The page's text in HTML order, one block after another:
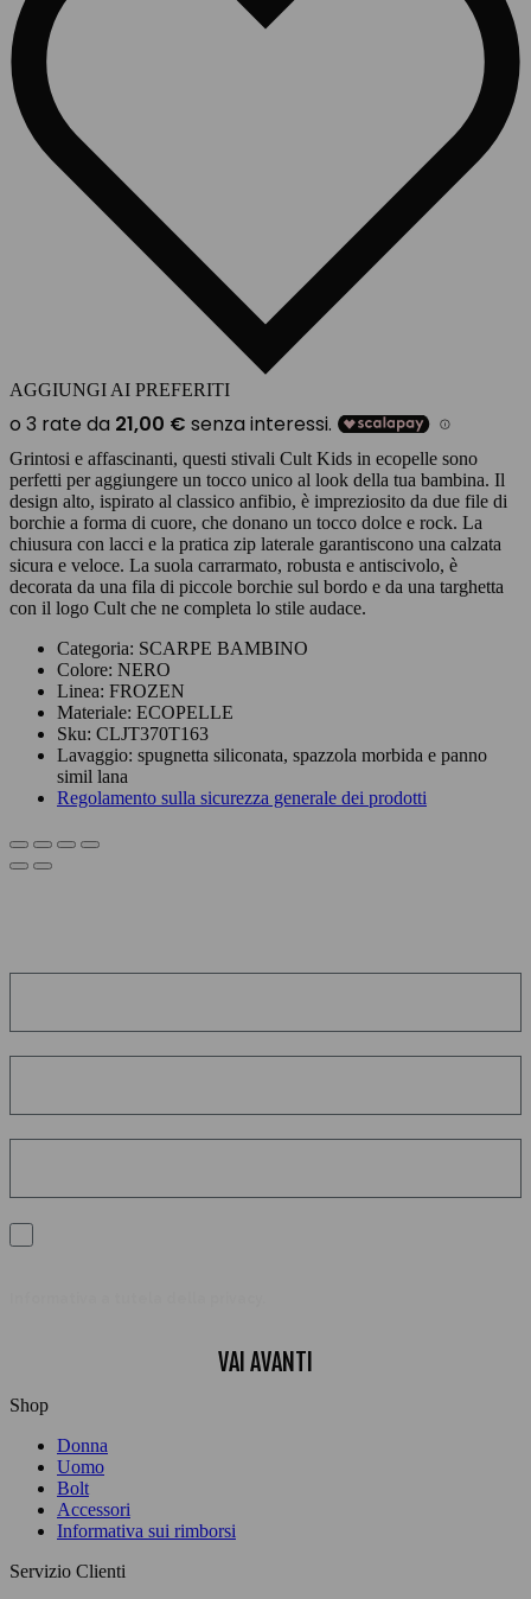
AGGIUNGI AI PREFERITI
Grintosi e affascinanti, questi stivali Cult Kids in ecopelle sono
perfetti per aggiungere un tocco unico al look della tua bambina. Il
design alto, ispirato al classico anfibio, è impreziosito da due file di
borchie a forma di cuore, che donano un tocco dolce e rock. La
chiusura con lacci e la pratica zip laterale garantiscono una calzata
sicura e veloce. La suola carrarmato, robusta e antiscivolo, è
decorata da una fila di piccole borchie sul bordo e da una targhetta
con il logo Cult che ne completa lo stile audace.
Categoria: SCARPE BAMBINO
Colore: NERO
Linea: FROZEN
Materiale: ECOPELLE
Sku: CLJT370T163
Lavaggio: spugnetta siliconata, spazzola morbida e panno
simil lana
Regolamento sulla sicurezza generale dei prodotti
VAI AVANTI
Shop
Donna
Uomo
Bolt
Accessori
Informativa sui rimborsi
Servizio Clienti